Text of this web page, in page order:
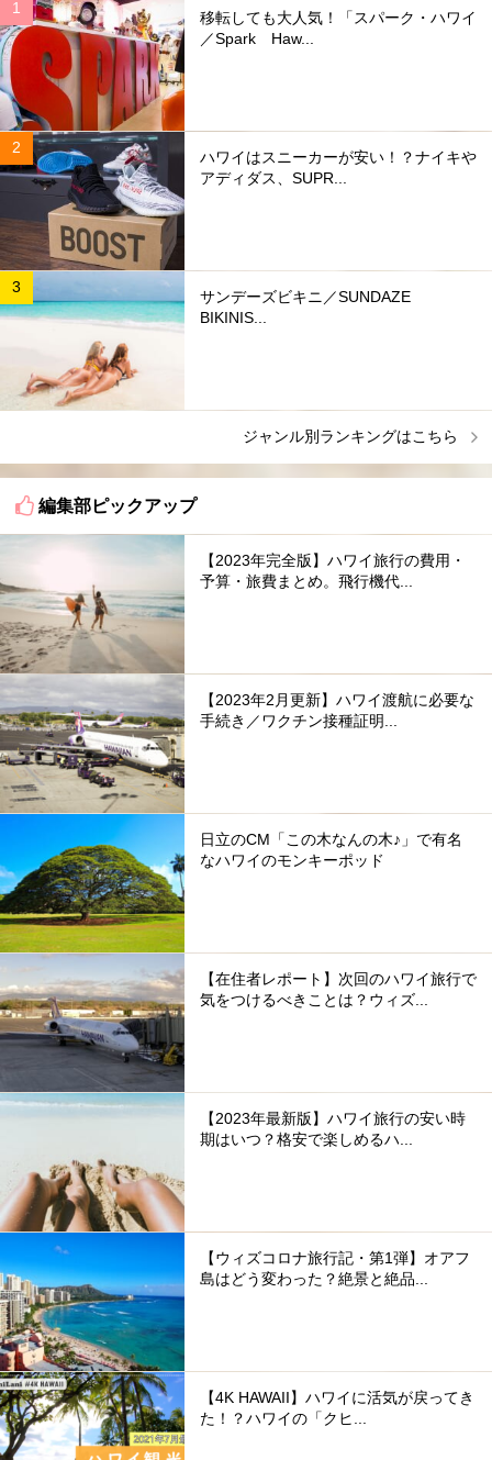
移転しても大人気！「スパーク・ハワイ
／Spark Haw...
ハワイはスニーカーが安い！？ナイキや
アディダス、SUPR...
サンデーズビキニ／SUNDAZE
BIKINIS...
ジャンル別ランキングはこちら
編集部ピックアップ
【2023年完全版】ハワイ旅行の費用・
予算・旅費まとめ。飛行機代...
【2023年2月更新】ハワイ渡航に必要な
手続き／ワクチン接種証明...
日立のCM「この木なんの木♪」で有名
なハワイのモンキーポッド
【在住者レポート】次回のハワイ旅行で
気をつけるべきことは？ウィズ...
【2023年最新版】ハワイ旅行の安い時
期はいつ？格安で楽しめるハ...
【ウィズコロナ旅行記・第1弾】オアフ
島はどう変わった？絶景と絶品...
【4K HAWAII】ハワイに活気が戻ってき
た！？ハワイの「クヒ...